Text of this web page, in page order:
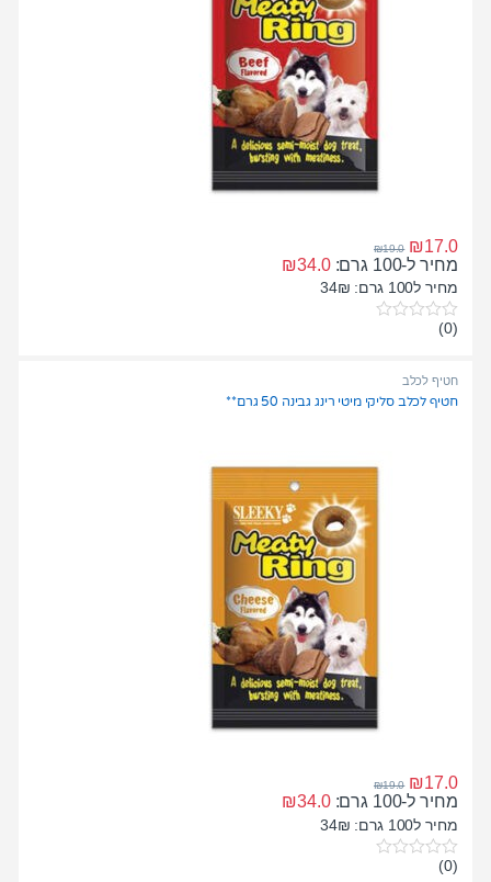
₪17.0
₪19.0
מחיר ל-100 גרם: ₪34.0
מחיר ל100 גרם: 34₪
0
t
f
(0)
חטיף לכלב
חטיף לכלב סליקי מיטי רינג גבינה 50 גרם**
₪17.0
₪19.0
מחיר ל-100 גרם: ₪34.0
מחיר ל100 גרם: 34₪
0
(0)